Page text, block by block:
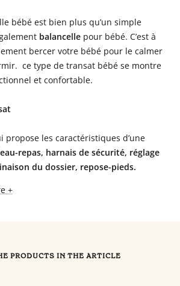
bébé est bien plus qu’un simple
balancelle pour bébé. C’est à
bercer votre bébé pour le calmer
ce type de transat bébé se montre
et confortable.
propose les caractéristiques d’une
repas, harnais de sécurité, réglage
du dossier, repose-pieds.
+
PRODUCTS IN THE ARTICLE